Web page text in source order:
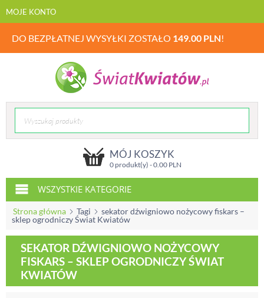
MOJE KONTO
DO BEZPŁATNEJ WYSYŁKI ZOSTAŁO 149.00 PLN!
MÓJ KOSZYK
0 produkt(y) -0.00PLN
WSZYSTKIE KATEGORIE
Strona główna Tagi
sekator dźwigniowo nożycowy fiskars –
sklep ogrodniczy Świat Kwiatów
SEKATOR DŹWIGNIOWO NOŻYCOWY
FISKARS – SKLEP OGRODNICZY ŚWIAT
KWIATÓW